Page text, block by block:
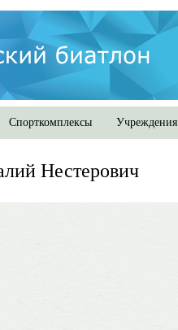
Спорткомплексы Учреждения
Нестерович